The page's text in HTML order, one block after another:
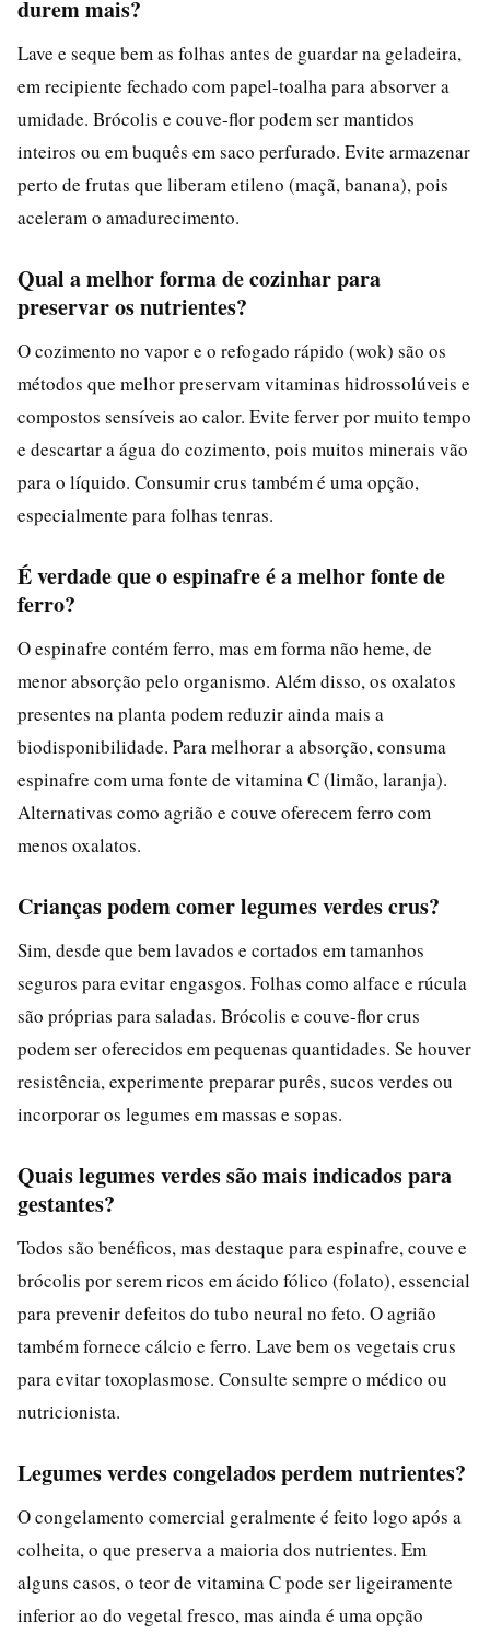
durem mais?
Lave e seque bem as folhas antes de guardar na geladeira,
em recipiente fechado com papel-toalha para absorver a
umidade. Brócolis e couve-flor podem ser mantidos
inteiros ou em buquês em saco perfurado. Evite armazenar
perto de frutas que liberam etileno (maçã, banana), pois
aceleram o amadurecimento.
Qual a melhor forma de cozinhar para
preservar os nutrientes?
O cozimento no vapor e o refogado rápido (wok) são os
métodos que melhor preservam vitaminas hidrossolúveis e
compostos sensíveis ao calor. Evite ferver por muito tempo
e descartar a água do cozimento, pois muitos minerais vão
para o líquido. Consumir crus também é uma opção,
especialmente para folhas tenras.
É verdade que o espinafre é a melhor fonte de
ferro?
O espinafre contém ferro, mas em forma não heme, de
menor absorção pelo organismo. Além disso, os oxalatos
presentes na planta podem reduzir ainda mais a
biodisponibilidade. Para melhorar a absorção, consuma
espinafre com uma fonte de vitamina C (limão, laranja).
Alternativas como agrião e couve oferecem ferro com
menos oxalatos.
Crianças podem comer legumes verdes crus?
Sim, desde que bem lavados e cortados em tamanhos
seguros para evitar engasgos. Folhas como alface e rúcula
são próprias para saladas. Brócolis e couve-flor crus
podem ser oferecidos em pequenas quantidades. Se houver
resistência, experimente preparar purês, sucos verdes ou
incorporar os legumes em massas e sopas.
Quais legumes verdes são mais indicados para
gestantes?
Todos são benéficos, mas destaque para espinafre, couve e
brócolis por serem ricos em ácido fólico (folato), essencial
para prevenir defeitos do tubo neural no feto. O agrião
também fornece cálcio e ferro. Lave bem os vegetais crus
para evitar toxoplasmose. Consulte sempre o médico ou
nutricionista.
Legumes verdes congelados perdem nutrientes?
O congelamento comercial geralmente é feito logo após a
colheita, o que preserva a maioria dos nutrientes. Em
alguns casos, o teor de vitamina C pode ser ligeiramente
inferior ao do vegetal fresco, mas ainda é uma opção